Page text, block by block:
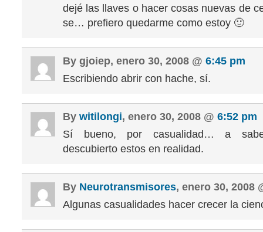
dejé las llaves o hacer cosas nuevas de
se… prefiero quedarme como estoy 🙂
By gjoiep, enero 30, 2008 @ 6:45 pm
Escribiendo abrir con hache, sí.
By witilongi, enero 30, 2008 @ 6:52 pm
Sí bueno, por casualidad… a
descubierto estos en realidad.
By Neurotransmisores, enero 30, 2008
Algunas casualidades hacer crecer la